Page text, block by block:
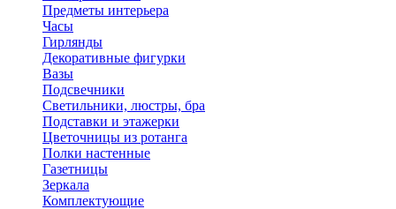
Предметы интерьера
Часы
Гирлянды
Декоративные фигурки
Вазы
Подсвечники
Светильники, люстры, бра
Подставки и этажерки
Цветочницы из ротанга
Полки настенные
Газетницы
Зеркала
Комплектующие